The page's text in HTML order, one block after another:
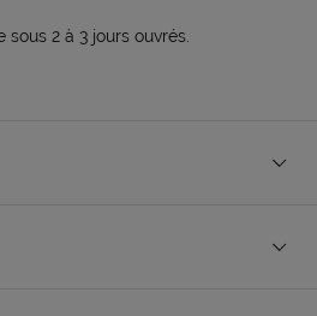
sous 2 à 3 jours ouvrés.